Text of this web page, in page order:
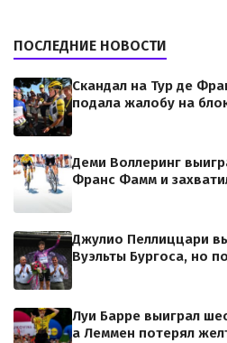
ПОСЛЕДНИЕ НОВОСТИ
Скандал на Тур де
подала жалобу на
Деми Воллеринг
Франс Фамм и
Джулио Пеллиццари
Вуэльты Бургоса, но
Луи Барре выиграл
а Леммен потерял